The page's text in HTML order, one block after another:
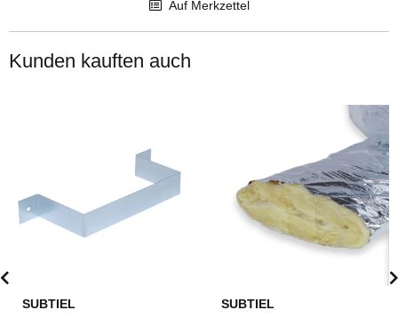
Auf Merkzettel
Kunden kauften auch
SUBTIEL
SUBTIEL